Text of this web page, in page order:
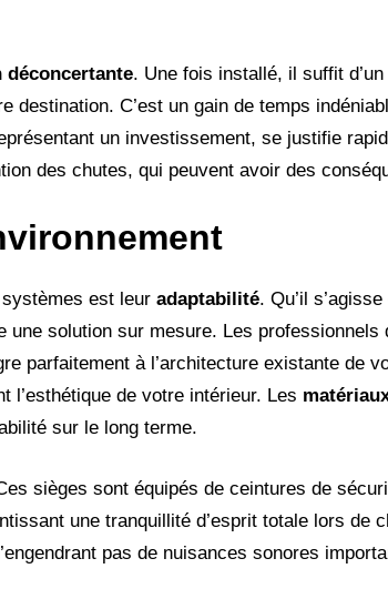
. Une fois installé, il suffit
destination. C’est un gain de temps
un investissement, se justifie
des chutes, qui peuvent avoir des
est leur adaptabilité. Qu’il
solution sur mesure. Les professionnels
parfaitement à l’architecture existante de
l’esthétique de votre intérieur. Les
sur le long terme.
sièges sont équipés de ceintures de
une tranquillité d’esprit totale lors de
pas de nuisances sonores